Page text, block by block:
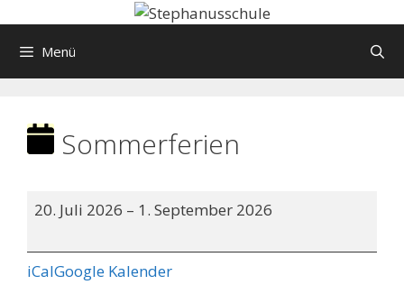
Inhalt Menü
Sommerferien
Sommerferien
20. Juli 2026 – 1. September 2026
iCalGoogle Kalender